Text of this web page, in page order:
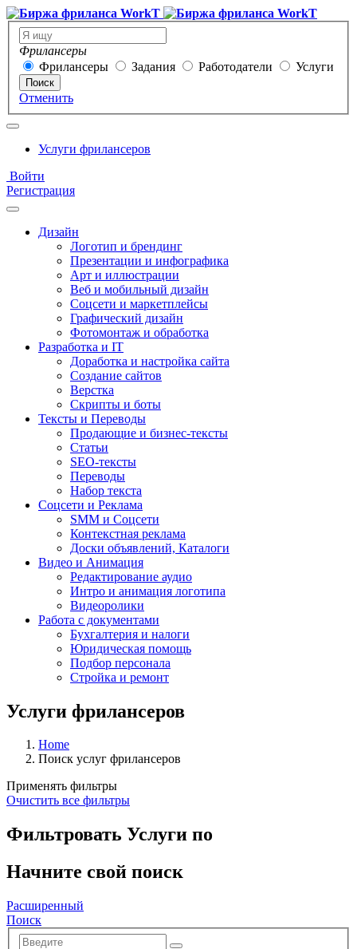
Фрилансеры
Фрилансеры
Задания Работодатели Услуги
Поиск
Отменить
Услуги фрилансеров
Войти
Регистрация
Дизайн
Логотип и брендинг
Презентации и инфографика
Арт и иллюстрации
Веб и мобильный дизайн
Соцсети и маркетплейсы
Графический дизайн
Фотомонтаж и обработка
Разработка и IT
Доработка и настройка сайта
Создание сайтов
Верстка
Скрипты и боты
Тексты и Переводы
Продающие и бизнес-тексты
Статьи
SEO-тексты
Переводы
Набор текста
Соцсети и Реклама
SMM и Соцсети
Контекстная реклама
Доски объявлений, Каталоги
Видео и Анимация
Редактирование аудио
Интро и анимация логотипа
Видеоролики
Работа с документами
Бухгалтерия и налоги
Юридическая помощь
Подбор персонала
Стройка и ремонт
Услуги фрилансеров
Home
Поиск услуг фрилансеров
Применять фильтры
Очистить все фильтры
Фильтровать Услуги по
Начните свой поиск
Расширенный
Поиск